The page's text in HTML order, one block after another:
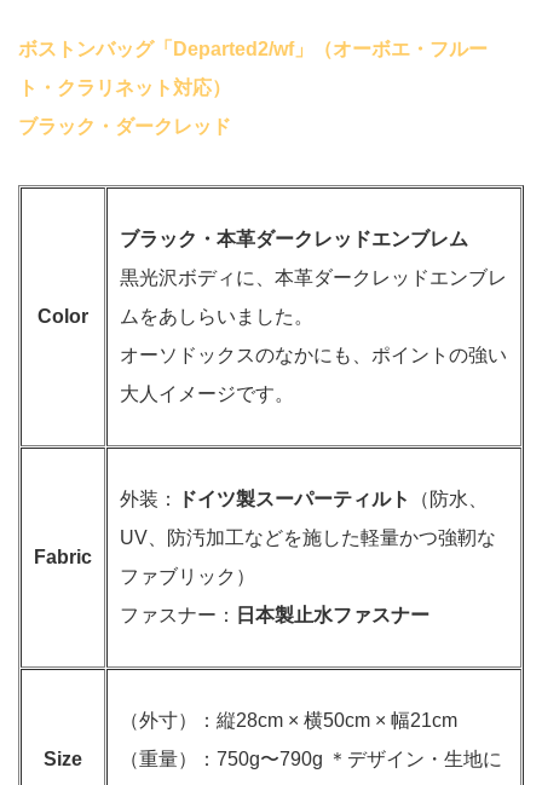
ボストンバッグ「Departed2/wf」（オーボエ・フルー
ト・クラリネット対応）
ブラック・ダークレッド
Color
ブラック・本革ダークレッドエンブレム
黒光沢ボディに、本革ダークレッドエンブレ
ムをあしらいました。
オーソドックスのなかにも、ポイントの強い
大人イメージです。
Fabric
外装： ドイツ製スーパーティルト
（防水、
UV、防汚加工などを施した軽量かつ強靭な
ファブリック）
ファスナー：
日本製止水ファスナー
Size
（外寸）：縦28cm × 横50cm × 幅21cm
（重量）：750g〜790g ＊デザイン・生地に